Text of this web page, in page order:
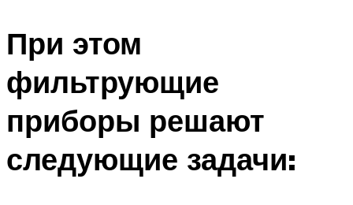
При этом
фильтрующие
приборы решают
следующие задачи: